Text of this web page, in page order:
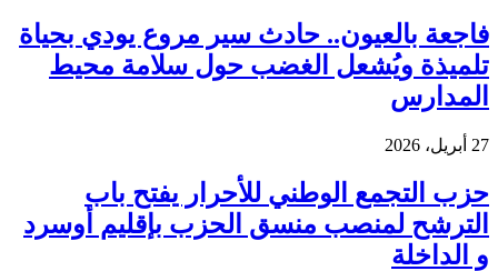
فاجعة بالعيون.. حادث سير مروع يودي بحياة
تلميذة ويُشعل الغضب حول سلامة محيط
المدارس
27 أبريل، 2026
حزب التجمع الوطني للأحرار يفتح باب
الترشح لمنصب منسق الحزب بإقليم أوسرد
و الداخلة